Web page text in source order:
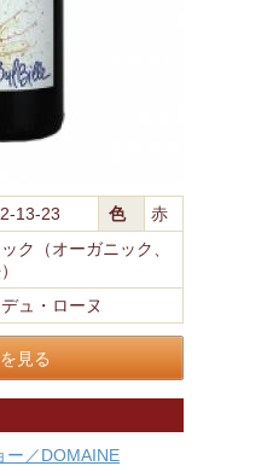
13-23 色
赤
ク（オーガニック、
デュ・ローヌ
見る
ー／DOMAINE